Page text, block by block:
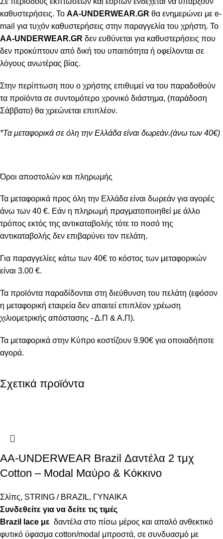
καθυστερήσεις. Το AA-UNDERWEAR.GR θα ενημερώνει με e-
mail για τυχόν καθυστερήσεις στην παραγγελία του χρήστη. Το
AA-UNDERWEAR.GR δεν ευθύνεται για καθυστερήσεις που
δεν προκύπτουν από δική του υπαιτιότητα ή οφείλονται σε
λόγους ανωτέρας βίας.
Στην περίπτωση που ο χρήστης επιθυμεί να του παραδοθούν
τα προϊόντα σε συντομότερο χρονικό διάστημα, (παράδοση
Σάββατο) θα χρεώνεται επιπλέον.
*Τα μεταφορικά σε όλη την Ελλάδα είναι δωρεάν.(άνω των 40€)
Όροι αποστολών και πληρωμής
Τα μεταφορικά προς όλη την Ελλάδα είναι δωρεάν για αγορές
άνω των 40 €. Εάν η πληρωμή πραγματοποιηθεί με άλλο
τρόπος εκτός της αντικαταβολής τότε το ποσό της
αντικαταβολής δεν επιβαρύνει τον πελάτη.
Για παραγγελίες κάτω των 40€ το κόστος των μεταφορικών
είναι 3.00 €.
Τα προϊόντα παραδίδονται στη διεύθυνση του πελάτη (εφόσον
η μεταφορική εταιρεία δεν απαιτεί επιπλέον χρέωση
χιλιομετρικής απόστασης - Δ.Π & Α.Π).
Τα μεταφορικά στην Κύπρο κοστίζουν 9.90€ για οποιαδήποτε
αγορά.
Σχετικά προϊόντα
AA-UNDERWEAR Brazil Δαντέλα 2 τμχ
Cotton – Modal Μαύρο & Κόκκινο
Σλίπς, STRING / BRAZIL, ΓΥΝΑΙΚΑ
Συνδεθείτε για να δείτε τις τιμές
Brazil lace με δαντέλα στο πίσω μέρος και απαλό ανθεκτικό
φυτικό ύφασμα cotton/modal μπροστά, σε συνδυασμό με